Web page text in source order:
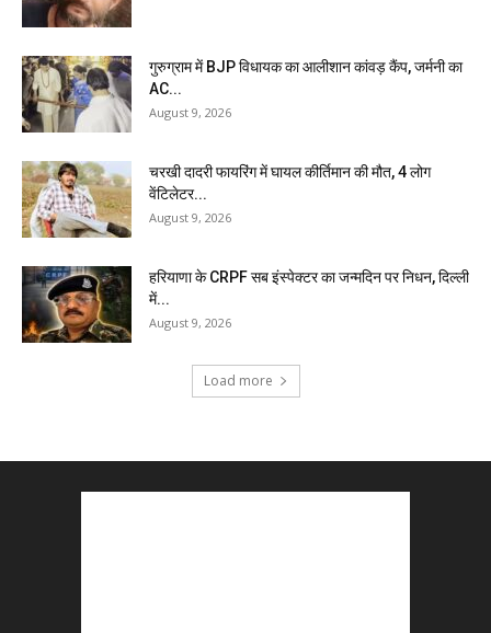
गुरुग्राम में BJP विधायक का आलीशान कांवड़ कैंप, जर्मनी का
AC...
August 9, 2026
चरखी दादरी फायरिंग में घायल कीर्तिमान की मौत, 4 लोग
वेंटिलेटर...
August 9, 2026
हरियाणा के CRPF सब इंस्पेक्टर का जन्मदिन पर निधन, दिल्ली
में...
August 9, 2026
Load more